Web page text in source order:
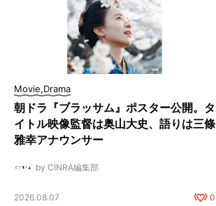
Movie,Drama
朝ドラ『ブラッサム』ポスター公開。タ
イトル映像監督は奥山大史、語りは三條
雅幸アナウンサー
by CINRA編集部
2026.08.07 0